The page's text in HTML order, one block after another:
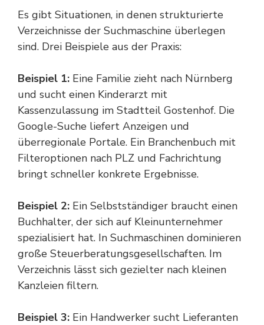
Es gibt Situationen, in denen strukturierte
Verzeichnisse der Suchmaschine überlegen
sind. Drei Beispiele aus der Praxis:
Beispiel 1: Eine Familie zieht nach Nürnberg
und sucht einen Kinderarzt mit
Kassenzulassung im Stadtteil Gostenhof. Die
Google-Suche liefert Anzeigen und
überregionale Portale. Ein Branchenbuch mit
Filteroptionen nach PLZ und Fachrichtung
bringt schneller konkrete Ergebnisse.
Beispiel 2: Ein Selbstständiger braucht einen
Buchhalter, der sich auf Kleinunternehmer
spezialisiert hat. In Suchmaschinen dominieren
große Steuerberatungsgesellschaften. Im
Verzeichnis lässt sich gezielter nach kleinen
Kanzleien filtern.
Beispiel 3: Ein Handwerker sucht Lieferanten